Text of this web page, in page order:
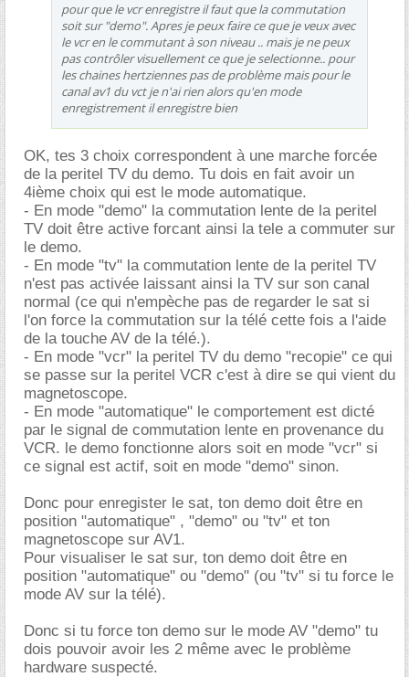
pour que le vcr enregistre il faut que la commutation
soit sur "demo". Apres je peux faire ce que je veux avec
le vcr en le commutant à son niveau .. mais je ne peux
pas contrôler visuellement ce que je selectionne.. pour
les chaines hertziennes pas de problème mais pour le
canal av1 du vct je n'ai rien alors qu'en mode
enregistrement il enregistre bien
OK, tes 3 choix correspondent à une marche forcée
de la peritel TV du demo. Tu dois en fait avoir un
4ième choix qui est le mode automatique.
- En mode "demo" la commutation lente de la peritel
TV doit être active forcant ainsi la tele a commuter sur
le demo.
- En mode "tv" la commutation lente de la peritel TV
n'est pas activée laissant ainsi la TV sur son canal
normal (ce qui n'empèche pas de regarder le sat si
l'on force la commutation sur la télé cette fois a l'aide
de la touche AV de la télé.).
- En mode "vcr" la peritel TV du demo "recopie" ce qui
se passe sur la peritel VCR c'est à dire se qui vient du
magnetoscope.
- En mode "automatique" le comportement est dicté
par le signal de commutation lente en provenance du
VCR. le demo fonctionne alors soit en mode "vcr" si
ce signal est actif, soit en mode "demo" sinon.
Donc pour enregister le sat, ton demo doit être en
position "automatique" , "demo" ou "tv" et ton
magnetoscope sur AV1.
Pour visualiser le sat sur, ton demo doit être en
position "automatique" ou "demo" (ou "tv" si tu force le
mode AV sur la télé).
Donc si tu force ton demo sur le mode AV "demo" tu
dois pouvoir avoir les 2 même avec le problème
hardware suspecté.